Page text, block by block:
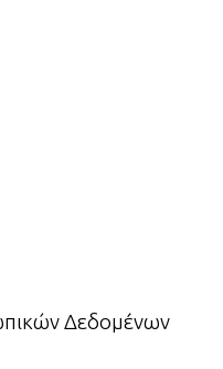
Δεδομένων